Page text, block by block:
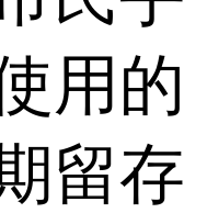
用的
留存